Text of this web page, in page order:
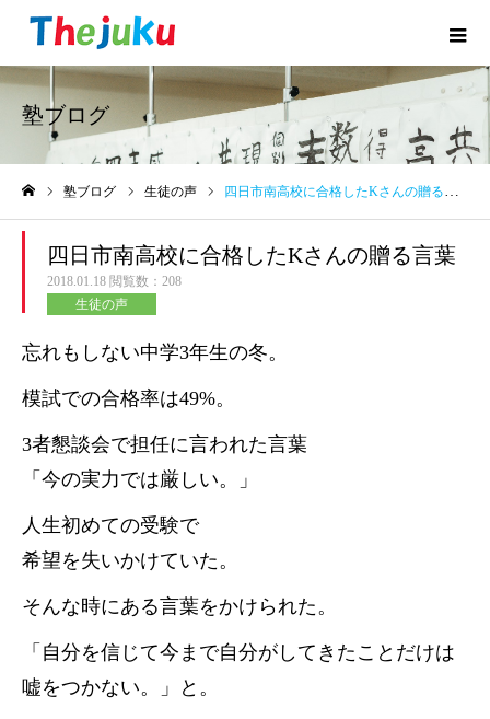
塾ブログ
塾ブログ 生徒の声 四日市南高校に合格したKさんの贈る言葉
四日市南高校に合格したKさんの贈る言葉
2018.01.18 閲覧数：208
生徒の声
忘れもしない中学3年生の冬。
模試での合格率は49%。
3者懇談会で担任に言われた言葉
「今の実力では厳しい。」
人生初めての受験で
希望を失いかけていた。
そんな時にある言葉をかけられた。
「自分を信じて今まで自分がしてきたことだけは
嘘をつかない。」と。